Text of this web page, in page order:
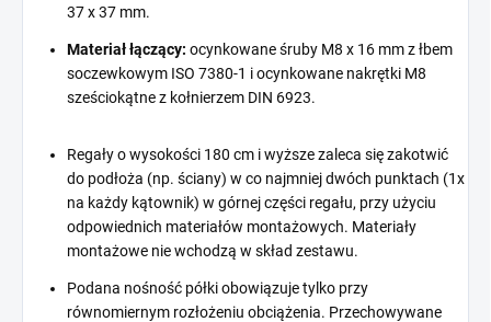
37 x 37 mm.
Materiał łączący: ocynkowane śruby M8 x 16 mm z łbem
soczewkowym ISO 7380-1 i ocynkowane nakrętki M8
sześciokątne z kołnierzem DIN 6923.
Regały o wysokości 180 cm i wyższe zaleca się zakotwić
do podłoża (np. ściany) w co najmniej dwóch punktach (1x
na każdy kątownik) w górnej części regału, przy użyciu
odpowiednich materiałów montażowych. Materiały
montażowe nie wchodzą w skład zestawu.
Podana nośność półki obowiązuje tylko przy
równomiernym rozłożeniu obciążenia. Przechowywane